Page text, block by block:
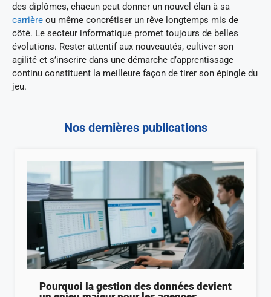
des diplômes, chacun peut donner un nouvel élan à sa
carrière ou même concrétiser un rêve longtemps mis de
côté. Le secteur informatique promet toujours de belles
évolutions. Rester attentif aux nouveautés, cultiver son
agilité et s’inscrire dans une démarche d’apprentissage
continu constituent la meilleure façon de tirer son épingle du
jeu.
Nos dernières publications
Pourquoi la gestion des données devient